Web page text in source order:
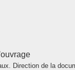
Direction de la